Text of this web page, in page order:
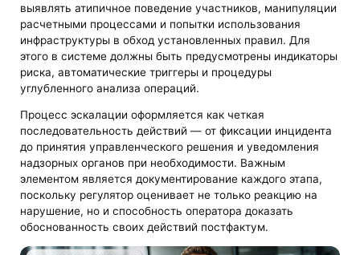
выявлять атипичное поведение участников, манипуляции
расчетными процессами и попытки использования
инфраструктуры в обход установленных правил. Для
этого в системе должны быть предусмотрены индикаторы
риска, автоматические триггеры и процедуры
углубленного анализа операций.
Процесс эскалации оформляется как четкая
последовательность действий — от фиксации инцидента
до принятия управленческого решения и уведомления
надзорных органов при необходимости. Важным
элементом является документирование каждого этапа,
поскольку регулятор оценивает не только реакцию на
нарушение, но и способность оператора доказать
обоснованность своих действий постфактум.